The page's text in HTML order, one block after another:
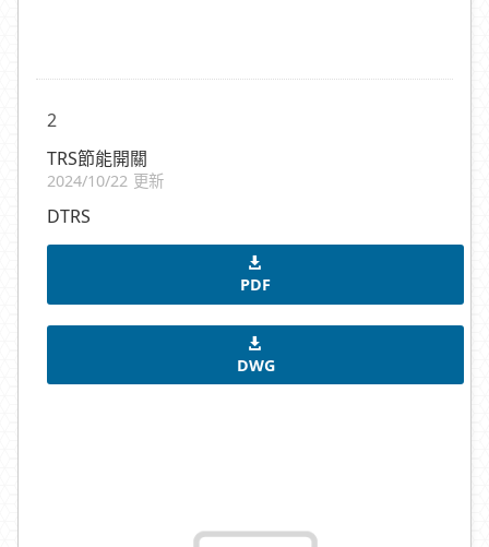
2
TRS節能開關
2024/10/22 更新
DTRS
PDF
DWG